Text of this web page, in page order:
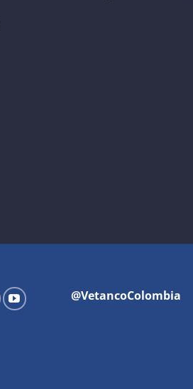
@VetancoColombia